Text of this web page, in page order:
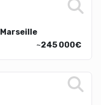
Marseille
~245 000€